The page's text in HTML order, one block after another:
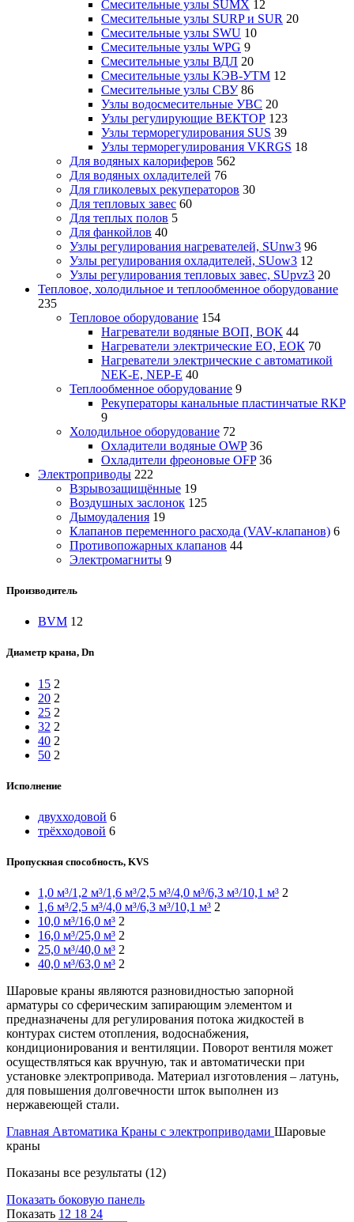
Смесительные узлы SUMX 12
Смесительные узлы SURP и SUR 20
Смесительные узлы SWU 10
Смесительные узлы WPG 9
Смесительные узлы ВДЛ 20
Смесительные узлы КЭВ-УТМ 12
Смесительные узлы СВУ 86
Узлы водосмесительные УВС 20
Узлы регулирующие ВЕКТОР 123
Узлы терморегулирования SUS 39
Узлы терморегулирования VKRGS 18
Для водяных калориферов 562
Для водяных охладителей 76
Для гликолевых рекуператоров 30
Для тепловых завес 60
Для теплых полов 5
Для фанкойлов 40
Узлы регулирования нагревателей, SUnw3 96
Узлы регулирования охладителей, SUow3 12
Узлы регулирования тепловых завес, SUpvz3 20
Тепловое, холодильное и теплообменное оборудование
235
Тепловое оборудование 154
Нагреватели водяные ВОП, ВОК 44
Нагреватели электрические ЕО, ЕОК 70
Нагреватели электрические с автоматикой
NEK-E, NEP-E 40
Теплообменное оборудование 9
Рекуператоры канальные пластинчатые RKP
9
Холодильное оборудование 72
Охладители водяные OWP 36
Охладители фреоновые OFP 36
Электроприводы 222
Взрывозащищённые 19
Воздушных заслонок 125
Дымоудаления 19
Клапанов переменного расхода (VAV-клапанов) 6
Противопожарных клапанов 44
Электромагниты 9
Производитель
BVM 12
Диаметр крана, Dn
15 2
20 2
25 2
32 2
40 2
50 2
Исполнение
двухходовой 6
трёхходовой 6
Пропускная способность, KVS
1,0 м³/1,2 м³/1,6 м³/2,5 м³/4,0 м³/6,3 м³/10,1 м³ 2
1,6 м³/2,5 м³/4,0 м³/6,3 м³/10,1 м³ 2
10,0 м³/16,0 м³ 2
16,0 м³/25,0 м³ 2
25,0 м³/40,0 м³ 2
40,0 м³/63,0 м³ 2
Шаровые краны являются разновидностью запорной
арматуры со сферическим запирающим элементом и
предназначены для регулирования потока жидкостей в
контурах систем отопления, водоснабжения,
кондиционирования и вентиляции. Поворот вентиля может
осуществляться как вручную, так и автоматически при
установке электропривода. Материал изготовления – латунь,
для повышения долговечности шток выполнен из
нержавеющей стали.
Главная Автоматика Краны с электроприводами Шаровые
краны
Показаны все результаты (12)
Показать боковую панель
Показать 12 18 24